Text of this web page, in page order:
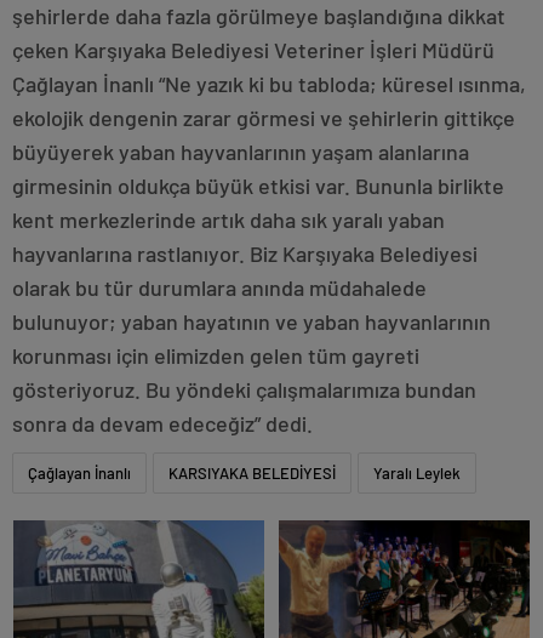
şehirlerde daha fazla görülmeye başlandığına dikkat
çeken Karşıyaka Belediyesi Veteriner İşleri Müdürü
Çağlayan İnanlı “Ne yazık ki bu tabloda; küresel ısınma,
ekolojik dengenin zarar görmesi ve şehirlerin gittikçe
büyüyerek yaban hayvanlarının yaşam alanlarına
girmesinin oldukça büyük etkisi var. Bununla birlikte
kent merkezlerinde artık daha sık yaralı yaban
hayvanlarına rastlanıyor. Biz Karşıyaka Belediyesi
olarak bu tür durumlara anında müdahalede
bulunuyor; yaban hayatının ve yaban hayvanlarının
korunması için elimizden gelen tüm gayreti
gösteriyoruz. Bu yöndeki çalışmalarımıza bundan
sonra da devam edeceğiz” dedi.
Çağlayan İnanlı KARSIYAKA BELEDİYESİ Yaralı Leylek